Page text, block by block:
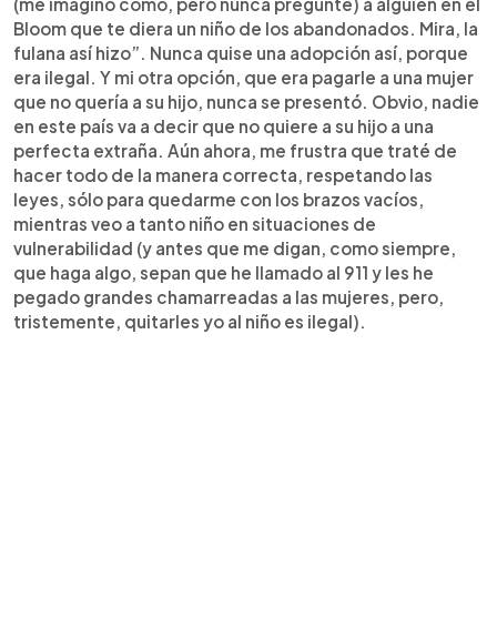
Bloom que te diera un niño de los abandonados. Mira, la
fulana así hizo”. Nunca quise una adopción así, porque
era ilegal. Y mi otra opción, que era pagarle a una mujer
que no quería a su hijo, nunca se presentó. Obvio, nadie
en este país va a decir que no quiere a su hijo a una
perfecta extraña. Aún ahora, me frustra que traté de
hacer todo de la manera correcta, respetando las
leyes, sólo para quedarme con los brazos vacíos,
mientras veo a tanto niño en situaciones de
vulnerabilidad (y antes que me digan, como siempre,
que haga algo, sepan que he llamado al 911 y les he
pegado grandes chamarreadas a las mujeres, pero,
tristemente, quitarles yo al niño es ilegal).